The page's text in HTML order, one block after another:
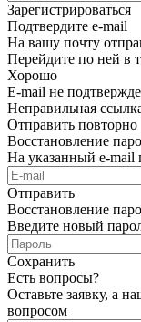
Зарегистрироваться
Подтвердите e-mail
На вашу почту
Перейдите по ней в
Хорошо
E-mail не
Неправильная
Отправить повторно
Восстановление
На указанный e-mail
Отправить
Восстановление
Введите новый
Сохранить
Есть вопросы?
Оставьте заявку, а
вопросом